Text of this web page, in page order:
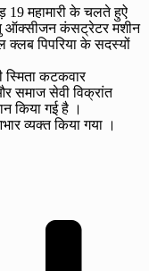
19 महामारी के चलते हुऐ
ऑक्सीजन कंसट्रेटर मशीन
पिपरिया के सदस्यों
स्मिता कटकवार
समाज सेवी विक्रांत
किया गई है ।
व्यक्त किया गया ।